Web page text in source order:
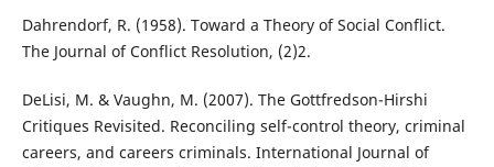
Dahrendorf, R. (1958). Toward a Theory of Social Conflict.
The Journal of Conflict Resolution, (2)2.
DeLisi, M. & Vaughn, M. (2007). The Gottfredson-Hirshi
Critiques Revisited. Reconciling self-control theory, criminal
careers, and careers criminals. International Journal of